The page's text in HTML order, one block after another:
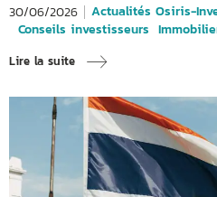
30/06/2026
Actualités Osiris-
Conseils investisseurs
Lire la suite